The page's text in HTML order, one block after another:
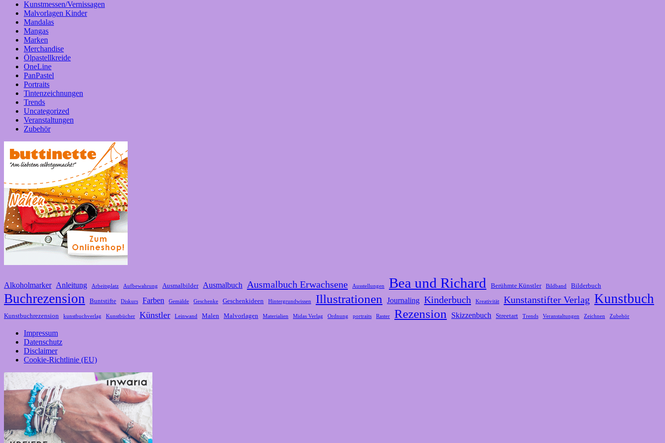
Kunstmessen/Vernissagen
Malvorlagen Kinder
Mandalas
Mangas
Marken
Merchandise
Ölpastellkreide
OneLine
PanPastel
Portraits
Tintenzeichnungen
Trends
Uncategorized
Veranstaltungen
Zubehör
Alkoholmarker Anleitung Arbeitsplatz Aufbewahrung Ausmalbilder Ausmalbuch Ausmalbuch Erwachsene Ausstellungen Bea und Richard Berühmte Künstler Bildband Bilderbuch
Buchrezension Buntstifte Diskurs Farben Gemälde Geschenke Geschenkideen Hintergrundwissen Illustrationen Journaling Kinderbuch Kreativität Kunstanstifter Verlag Kunstbuch
Kunstbuchrezension kunstbuchverlag Kunstbücher Künstler Leinwand Malen Malvorlagen Materialien Midas Verlag Ordnung portraits Raster Rezension Skizzenbuch Streetart Trends Veranstaltungen Zeichnen Zubehör
Impressum
Datenschutz
Disclaimer
Cookie-Richtlinie (EU)